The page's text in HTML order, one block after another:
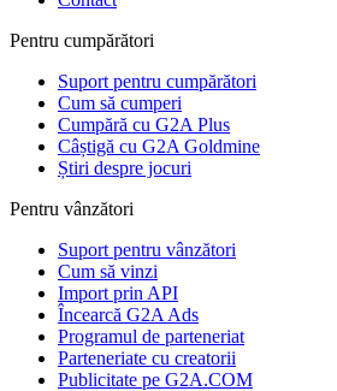
Pentru cumpărători
Suport pentru cumpărători
Cum să cumperi
Cumpără cu G2A Plus
Câștigă cu G2A Goldmine
Știri despre jocuri
Pentru vânzători
Suport pentru vânzători
Cum să vinzi
Import prin API
Încearcă G2A Ads
Programul de parteneriat
Parteneriate cu creatorii
Publicitate pe G2A.COM